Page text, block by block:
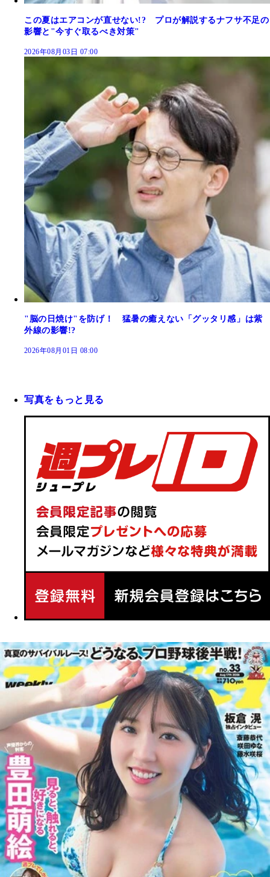
この夏はエアコンが直せない!? プロが解説するナフサ不足の
影響と"今すぐ取るべき対策"
2026年08月03日 07:00
"脳の日焼け"を防げ！ 猛暑の癒えない「グッタリ感」は紫
外線の影響!?
2026年08月01日 08:00
写真をもっと見る